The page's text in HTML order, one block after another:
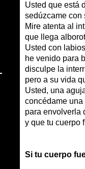
Usted que está
sedúzcame
Mire atenta al
que llega
Usted con
he venido para
disculpe la
pero a su vida
Usted, una
concédame
para envolverla
y que tu cuerpo
Si tu cuerpo